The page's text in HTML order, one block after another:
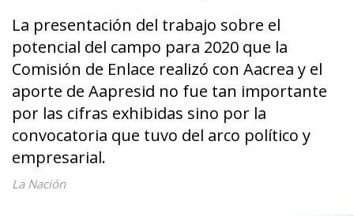
La presentación del trabajo sobre el
potencial del campo para 2020 que la
Comisión de Enlace realizó con Aacrea y el
aporte de Aapresid no fue tan importante
por las cifras exhibidas sino por la
convocatoria que tuvo del arco político y
empresarial.
La Nación